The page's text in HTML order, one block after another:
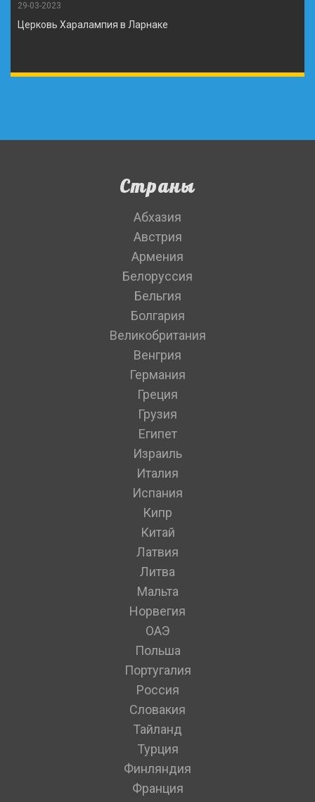
29-03-2023
Церковь Харалампия в Ларнаке
Страны
Абхазия
Австрия
Армения
Белоруссия
Бельгия
Болгария
Великобритания
Венгрия
Германия
Греция
Грузия
Египет
Израиль
Италия
Испания
Кипр
Китай
Латвия
Литва
Мальта
Норвегия
ОАЭ
Польша
Португалия
Россия
Словакия
Тайланд
Турция
Финляндия
Франция